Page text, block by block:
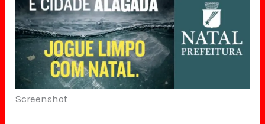
Screenshot